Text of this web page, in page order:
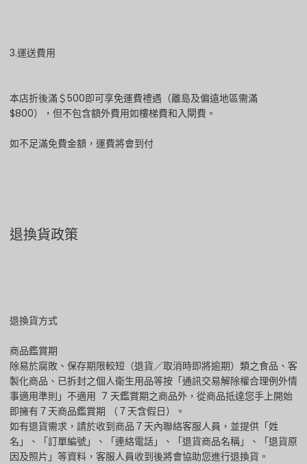
3.運送費用
本店折後滿＄500即可享免運費禮遇（離島及偏遠地區需滿
$800），但不包含額外費用如樓梯費和入閘費。
如不足滿免費金額，運費將會到付
退換貨政策
退換貨方式
商品鑑賞期
除易於腐敗、保存期限較短（退貨／取消時即將逾期）類之食品、客
製化商品、已拆封之個人衛生用品等按「通訊交易解除權合理例外情
事適用準則」不適用 7 天鑑賞期之商品外，從商品抵達您手上開始
即擁有７天商品鑑賞期 （７天含假日）。
如有退貨需求，請於收到商品７天內聯絡客服人員，並提供「姓
名」、「訂單編號」、「連絡電話」、「退貨商品名稱」、「退貨原
因及照片」等資料，客服人員收到後將會協助您進行退換貨。